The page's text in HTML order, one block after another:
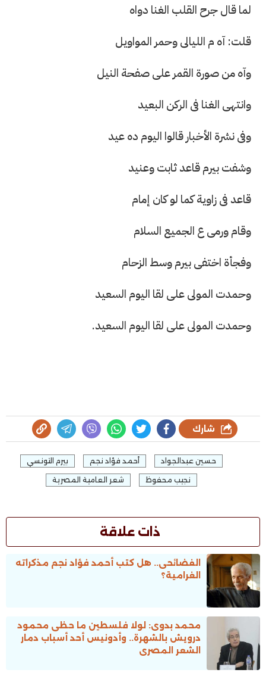
لما قال جرح القلب الغنا دواه
قلت: آه م الليالى وحمر المواويل
وآه من صورة القمر على صفحة النيل
وانتهى الغنا فى الركن البعيد
وفى نشرة الأخبار قالوا اليوم ده عيد
وشفت بيرم قاعد ثابت وعنيد
قاعد فى زاوية كما لو كان إمام
وقام ورمى ع الجميع السلام
وفجأة اختفى بيرم وسط الزحام
وحمدت المولى على لقا اليوم السعيد
وحمدت المولى على لقا اليوم السعيد.
شارك
حسين عبدالجواد أحمد فؤاد نجم بيرم التونسي
نجيب محفوظ شعر العامية المصرية
ذات علاقة
الفضائحى.. هل كتب أحمد فؤاد نجم مذكراته
الغرامية؟
محمد بدوى: لولا فلسطين ما حظى محمود
درويش بالشهرة.. وأدونيس أحد أسباب دمار
الشعر المصرى